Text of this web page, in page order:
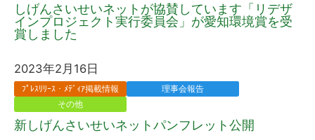
しげんさいせいネットが協賛しています「リデザ
インプロジェクト実行委員会」が愛知環境賞を受
賞しました
2023年2月16日
ﾌﾟﾚｽﾘﾘｰｽ・ﾒﾃﾞｨｱ掲載情報
理事会報告
その他
新しげんさいせいネットパンフレット公開